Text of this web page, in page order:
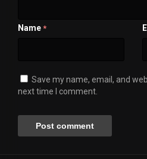
Name *
Save my name, email, and
next time I comment.